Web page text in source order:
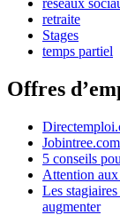
retraite
Stages
temps partiel
Offres
Jobintree.com
5 conseils
Attention aux
Les
augmenter